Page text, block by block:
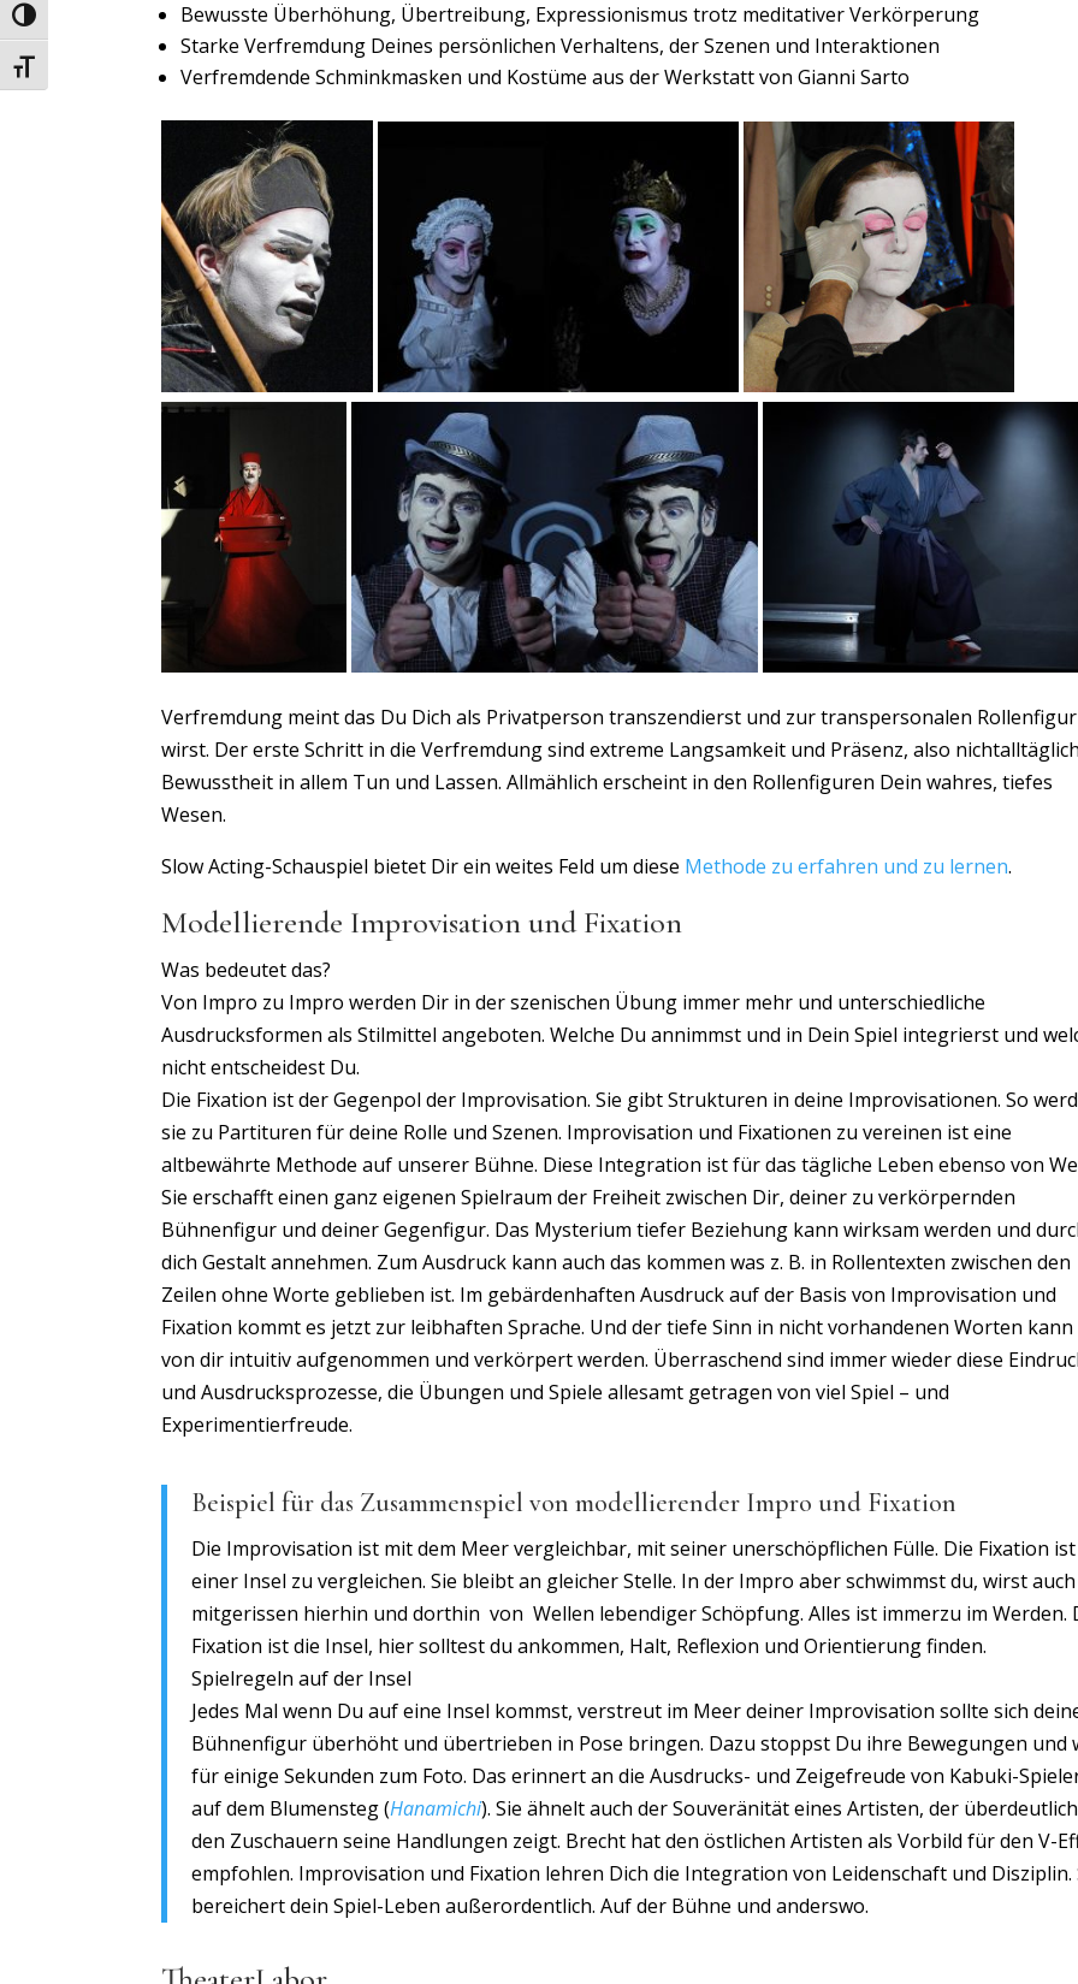
Umschalten auf hohe Kontraste
Schrift vergrößern
Bewusste Überhöhung, Übertreibung, Expressionismus trotz meditativer Verkörperung
Starke Verfremdung Deines persönlichen Verhaltens, der Szenen und Interaktionen
Verfremdende Schminkmasken und Kostüme aus der Werkstatt vonGianni Sarto
Verfremdung meint das Du Dich als Privatperson transzendierst und zur transpersonalen Rollenfigur
wirst. Der erste Schritt in die Verfremdung sind extreme Langsamkeit und Präsenz, also
Bewusstheit in allem Tun und Lassen. Allmählich erscheint in den Rollenfiguren Dein wahres, tiefes
Wesen.
Slow Acting-Schauspiel bietet Dir ein weites Feld um diese Methode zu erfahren und zu lernen.
Modellierende Improvisation und Fixation
Was bedeutet das?
Von Impro zu Impro werden Dir in der szenischen Übung immer mehr und unterschiedliche
Ausdrucksformen als Stilmittel angeboten. Welche Du annimmst und in Dein Spiel integrierst und
nicht entscheidest Du.
Die Fixation ist der Gegenpol der Improvisation. Sie gibt Strukturen in deine Improvisationen. So
sie zu Partituren für deine Rolle und Szenen. Improvisation und Fixationen zu vereinen ist eine
altbewährte Methode auf unserer Bühne. Diese Integration ist für das tägliche Leben ebenso von
Sie erschafft einen ganz eigenen Spielraum der Freiheit zwischen Dir, deiner zu verkörpernden
Bühnenfigur und deiner Gegenfigur. Das Mysterium tiefer Beziehung kann wirksam werden und
dich Gestalt annehmen. Zum Ausdruck kann auch das kommen was z. B. in Rollentexten zwischen den
Zeilen ohne Worte geblieben ist. Im gebärdenhaften Ausdruck auf der Basis von Improvisation und
Fixation kommt es jetzt zur leibhaften Sprache. Und der tiefe Sinn in nicht vorhandenen Worten kann
von dir intuitiv aufgenommen und verkörpert werden. Überraschend sind immer wieder diese
und Ausdrucksprozesse, die Übungen und Spiele allesamt getragen von viel Spiel – und
Experimentierfreude.
Beispiel für das Zusammenspiel von modellierender Impro und Fixation
Die Improvisation ist mit dem Meer vergleichbar, mit seiner unerschöpflichen Fülle. Die Fixation
einer Insel zu vergleichen. Sie bleibt an gleicher Stelle. In der Impro aber schwimmst du, wirst auch
mitgerissen hierhin und dorthin von Wellen lebendiger Schöpfung. Alles ist immerzu im Werden.
Fixation ist die Insel, hier solltest du ankommen, Halt, Reflexion und Orientierung finden.
Spielregeln auf der Insel
Jedes Mal wenn Du auf eine Insel kommst, verstreut im Meer deiner Improvisation sollte sich
Bühnenfigur überhöht und übertrieben in Pose bringen. Dazu stoppst Du ihre Bewegungen und
für einige Sekunden zum Foto. Das erinnert an die Ausdrucks- und Zeigefreude von Kabuki-
auf dem Blumensteg (Hanamichi). Sie ähnelt auch der Souveränität eines Artisten, der überdeutlich
den Zuschauern seine Handlungen zeigt. Brecht hat den östlichen Artisten als Vorbild für den V-
empfohlen. Improvisation und Fixation lehren Dich die Integration von Leidenschaft und Disziplin.
bereichert dein Spiel-Leben außerordentlich. Auf der Bühne und anderswo.